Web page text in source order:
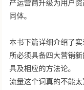
产运营商升级为用户
同体。
本书下篇详细介绍了
所必须具备四大营销
具及相应的方法论。
流量这个词真的不能